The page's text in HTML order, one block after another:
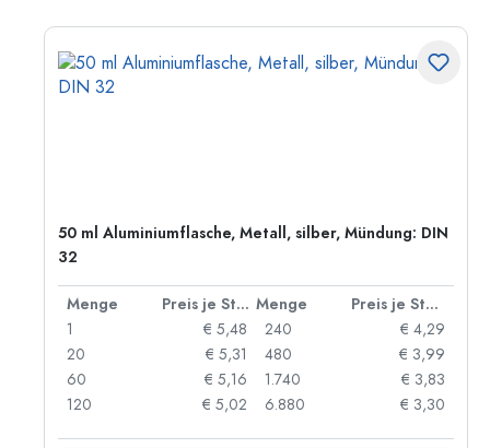
50 ml Aluminiumflasche, Metall, silber, Mündung: DIN
32
Menge Preis je Stück Menge
Preis je Stück
1
€ 5,48
20
€ 5,31
60
€ 5,16
120
€ 5,02
240
€ 4,29
480
€ 3,99
1.740
€ 3,83
6.880
€ 3,30